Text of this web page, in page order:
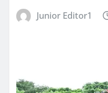
Junior Editor1